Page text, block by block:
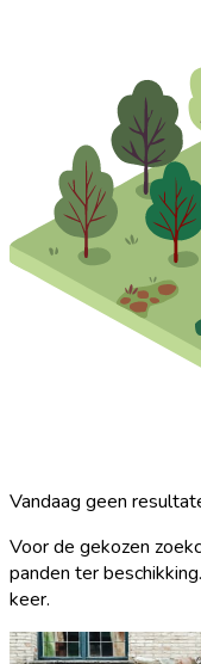
Vandaag geen
Voor de gekozen
panden ter
keer.